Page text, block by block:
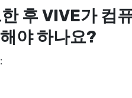
후 VIVE가 컴
야 하나요?